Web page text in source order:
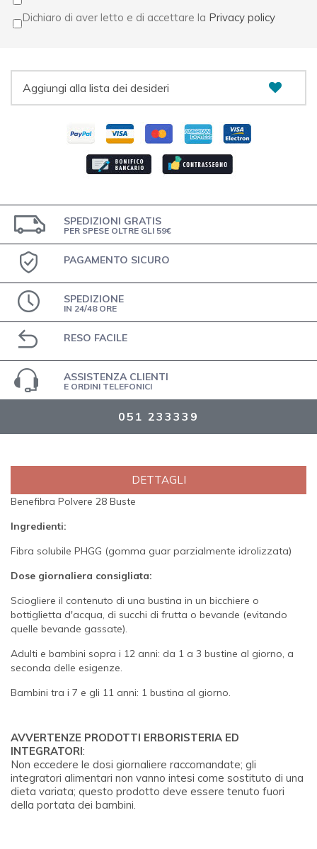
Dichiaro di aver letto e di accettare la Privacy policy
Aggiungi alla lista dei desideri
SPEDIZIONI GRATIS
PER SPESE OLTRE GLI 59€
PAGAMENTO SICURO
SPEDIZIONE
IN 24/48 ORE
RESO FACILE
ASSISTENZA CLIENTI
E ORDINI TELEFONICI
051 233339
DETTAGLI
Benefibra Polvere 28 Buste
Ingredienti:
Fibra solubile PHGG (gomma guar parzialmente idrolizzata)
Dose giornaliera consigliata:
Sciogliere il contenuto di una bustina in un bicchiere o
bottiglietta d'acqua, di succhi di frutta o bevande (evitando
quelle bevande gassate).
Adulti e bambini sopra i 12 anni: da 1 a 3 bustine al giorno, a
seconda delle esigenze.
Bambini tra i 7 e gli 11 anni: 1 bustina al giorno.
AVVERTENZE PRODOTTI ERBORISTERIA ED
INTEGRATORI:
Non eccedere le dosi giornaliere raccomandate; gli
integratori alimentari non vanno intesi come sostituto di una
dieta variata; questo prodotto deve essere tenuto fuori
della portata dei bambini.